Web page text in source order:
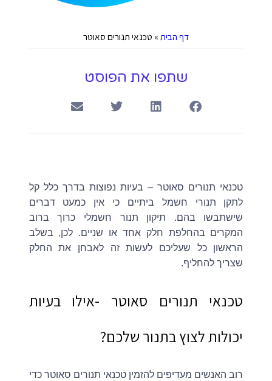
דף הבית » טכנאי תנורים סאוטר
שתפו את הפוסט
טכנאי תנורים סאוטר – בעיות נפוצות בדרך כלל קל
לתקן תנורי חשמל ביתיים כי אין כמעט דברים
שישתבשו בהם. תיקון תנור חשמלי כרוך ברוב
המקרים בהחלפת חלק אחד או שניים. לכן, בשלב
הראשון כל שעליכם לעשות זה לאבחן את החלק
שצריך להחליף.
טכנאי תנורים סאוטר -אילו בעיות
יכולות לצוץ בתנור שלכם?
רוב האנשים מעדיפים להזמין טכנאי תנורים סאוטר כדי